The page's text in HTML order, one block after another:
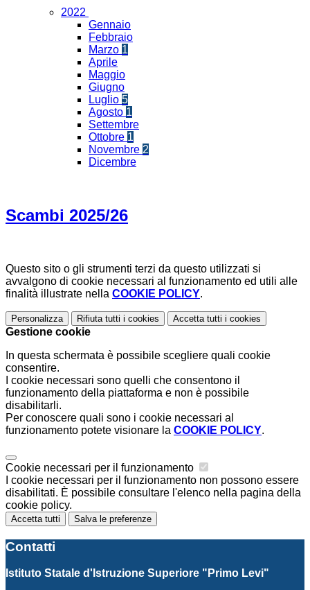
2022
Gennaio
Febbraio
Marzo 1
Aprile
Maggio
Giugno
Luglio 5
Agosto 1
Settembre
Ottobre 1
Novembre 2
Dicembre
Scambi 2025/26
Questo sito o gli strumenti terzi da questo utilizzati si
avvalgono di cookie necessari al funzionamento ed utili alle
finalità illustrate nella COOKIE POLICY.
Personalizza Rifiuta tutti i cookies Accetta tutti i cookies
Gestione cookie
In questa schermata è possibile scegliere quali cookie
consentire.
I cookie necessari sono quelli che consentono il
funzionamento della piattaforma e non è possibile
disabilitarli.
Per conoscere quali sono i cookie necessari al
funzionamento potete visionare la COOKIE POLICY.
Cookie necessari per il funzionamento
I cookie necessari per il funzionamento non possono essere
disabilitati. È possibile consultare l'elenco nella pagina della
cookie policy.
Accetta tutti Salva le preferenze
Contatti
Istituto Statale d'Istruzione Superiore "Primo Levi"